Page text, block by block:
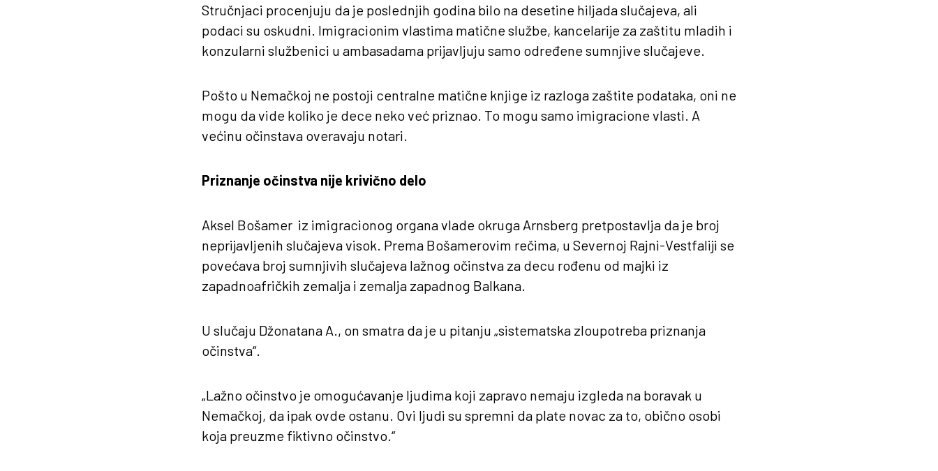
Stručnjaci procenjuju da je poslednjih godina bilo na desetine hiljada slučajeva, ali
podaci su oskudni. Imigracionim vlastima matične službe, kancelarije za zaštitu mladih i
konzularni službenici u ambasadama prijavljuju samo određene sumnjive slučajeve.
Pošto u Nemačkoj ne postoji centralne matične knjige iz razloga zaštite podataka, oni ne
mogu da vide koliko je dece neko već priznao. To mogu samo imigracione vlasti. A
većinu očinstava overavaju notari.
Priznanje očinstva nije krivično delo
Aksel Bošamer iz imigracionog organa vlade okruga Arnsberg pretpostavlja da je broj
neprijavljenih slučajeva visok. Prema Bošamerovim rečima, u Severnoj Rajni-Vestfaliji se
povećava broj sumnjivih slučajeva lažnog očinstva za decu rođenu od majki iz
zapadnoafričkih zemalja i zemalja zapadnog Balkana.
U slučaju Džonatana A., on smatra da je u pitanju „sistematska zloupotreba priznanja
očinstva“.
„Lažno očinstvo je omogućavanje ljudima koji zapravo nemaju izgleda na boravak u
Nemačkoj, da ipak ovde ostanu. Ovi ljudi su spremni da plate novac za to, obično osobi
koja preuzme fiktivno očinstvo.“